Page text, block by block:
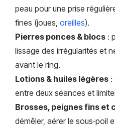
peau pour une prise
fines (joues, oreilles).
Pierres ponces & blocs :
lissage des irrégularités et
avant le ring.
Lotions & huiles légères :
entre deux séances et
Brosses, peignes fins et
démêler, aérer le sous‑poil